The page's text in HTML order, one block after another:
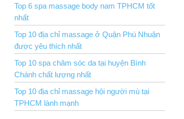
Top 6 spa massage body nam TPHCM tốt
nhất
Top 10 địa chỉ massage ở Quận Phú Nhuận
được yêu thích nhất
Top 10 spa chăm sóc da tại huyện Bình
Chánh chất lượng nhất
Top 10 địa chỉ massage hội người mù tại
TPHCM lành mạnh